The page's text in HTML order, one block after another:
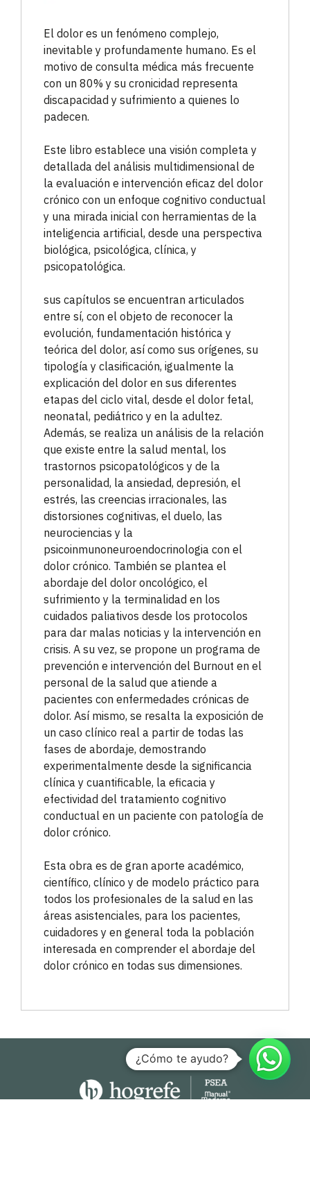
El dolor es un fenómeno complejo,
inevitable y profundamente humano. Es el
motivo de consulta médica más frecuente
con un 80% y su cronicidad representa
discapacidad y sufrimiento a quienes lo
padecen.
Este libro establece una visión completa y
detallada del análisis multidimensional de
la evaluación e intervención eficaz del dolor
crónico con un enfoque cognitivo conductual
y una mirada inicial con herramientas de la
inteligencia artificial, desde una perspectiva
biológica, psicológica, clínica, y
psicopatológica.
sus capítulos se encuentran articulados
entre sí, con el objeto de reconocer la
evolución, fundamentación histórica y
teórica del dolor, así como sus orígenes, su
tipología y clasificación, igualmente la
explicación del dolor en sus diferentes
etapas del ciclo vital, desde el dolor fetal,
neonatal, pediátrico y en la adultez.
Además, se realiza un análisis de la relación
que existe entre la salud mental, los
trastornos psicopatológicos y de la
personalidad, la ansiedad, depresión, el
estrés, las creencias irracionales, las
distorsiones cognitivas, el duelo, las
neurociencias y la
psicoinmunoneuroendocrinologia con el
dolor crónico. También se plantea el
abordaje del dolor oncológico, el
sufrimiento y la terminalidad en los
cuidados paliativos desde los protocolos
para dar malas noticias y la intervención en
crisis. A su vez, se propone un programa de
prevención e intervención del Burnout en el
personal de la salud que atiende a
pacientes con enfermedades crónicas de
dolor. Así mismo, se resalta la exposición de
un caso clínico real a partir de todas las
fases de abordaje, demostrando
experimentalmente desde la significancia
clínica y cuantificable, la eficacia y
efectividad del tratamiento cognitivo
conductual en un paciente con patología de
dolor crónico.
Esta obra es de gran aporte académico,
científico, clínico y de modelo práctico para
todos los profesionales de la salud en las
áreas asistenciales, para los pacientes,
cuidadores y en general toda la población
interesada en comprender el abordaje del
dolor crónico en todas sus dimensiones.
¿Cómo te ayudo?